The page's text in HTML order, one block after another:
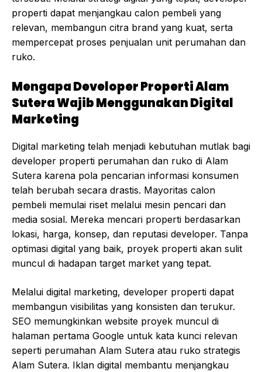
properti dapat menjangkau calon pembeli yang
relevan, membangun citra brand yang kuat, serta
mempercepat proses penjualan unit perumahan dan
ruko.
Mengapa Developer Properti Alam
Sutera Wajib Menggunakan Digital
Marketing
Digital marketing telah menjadi kebutuhan mutlak bagi
developer properti perumahan dan ruko di Alam
Sutera karena pola pencarian informasi konsumen
telah berubah secara drastis. Mayoritas calon
pembeli memulai riset melalui mesin pencari dan
media sosial. Mereka mencari properti berdasarkan
lokasi, harga, konsep, dan reputasi developer. Tanpa
optimasi digital yang baik, proyek properti akan sulit
muncul di hadapan target market yang tepat.
Melalui digital marketing, developer properti dapat
membangun visibilitas yang konsisten dan terukur.
SEO memungkinkan website proyek muncul di
halaman pertama Google untuk kata kunci relevan
seperti perumahan Alam Sutera atau ruko strategis
Alam Sutera. Iklan digital membantu menjangkau